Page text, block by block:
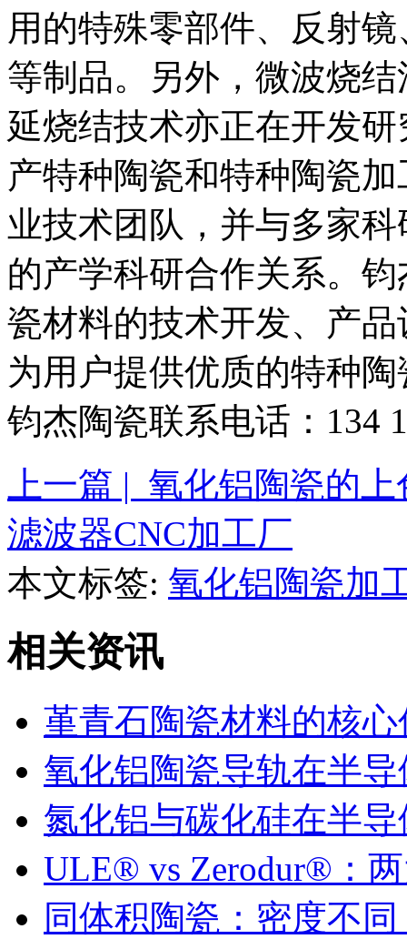
用的特殊零部件、反射
等制品。另外，微波烧
延烧结技术亦正在开发
产特种陶瓷和特种陶瓷
业技术团队，并与多家
的产学科研合作关系。
瓷材料的技术开发、产
为用户提供优质的特种
钧杰陶瓷联系电话：134
上一篇 | 氧化铝陶瓷的
滤波器CNC加工厂
本文标签: 氧化铝陶瓷加
相关资讯
堇青石陶瓷材料的核心
氧化铝陶瓷导轨在半
氮化铝与碳化硅在半
ULE® vs Zerodur®：
同体积陶瓷：密度不